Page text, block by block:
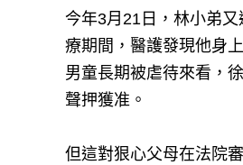
今年3月21日，林小弟
療期間，醫護發現他身
男童長期被虐待來看，
聲押獲准。
但這對狠心父母在法院